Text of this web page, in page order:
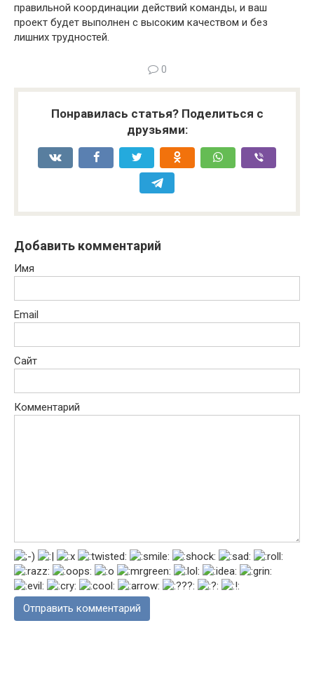
правильной координации действий команды, и ваш
проект будет выполнен с высоким качеством и без
лишних трудностей.
0
Понравилась статья? Поделиться с
друзьями:
Добавить комментарий
Имя
Email
Сайт
Комментарий